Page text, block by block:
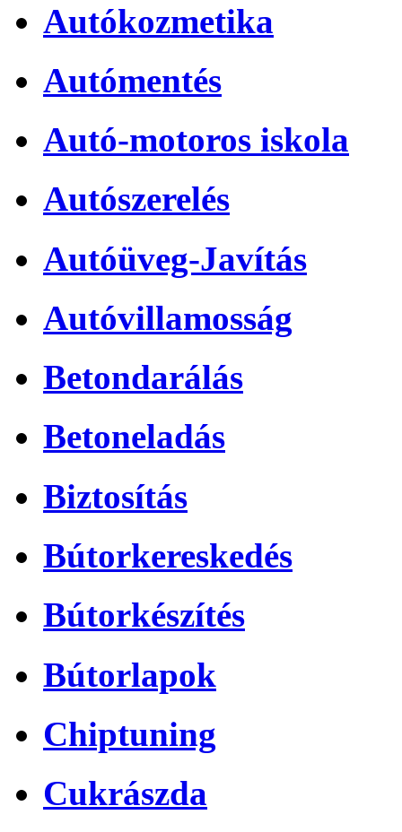
Autókozmetika
Autómentés
Autó-motoros iskola
Autószerelés
Autóüveg-Javítás
Autóvillamosság
Betondarálás
Betoneladás
Biztosítás
Bútorkereskedés
Bútorkészítés
Bútorlapok
Chiptuning
Cukrászda